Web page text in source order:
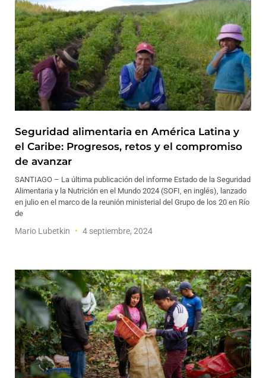
Seguridad alimentaria en América Latina y
el Caribe: Progresos, retos y el compromiso
de avanzar
SANTIAGO – La última publicación del informe Estado de la Seguridad
Alimentaria y la Nutrición en el Mundo 2024 (SOFI, en inglés), lanzado
en julio en el marco de la reunión ministerial del Grupo de los 20 en Río
de
Mario Lubetkin 4 septiembre, 2024